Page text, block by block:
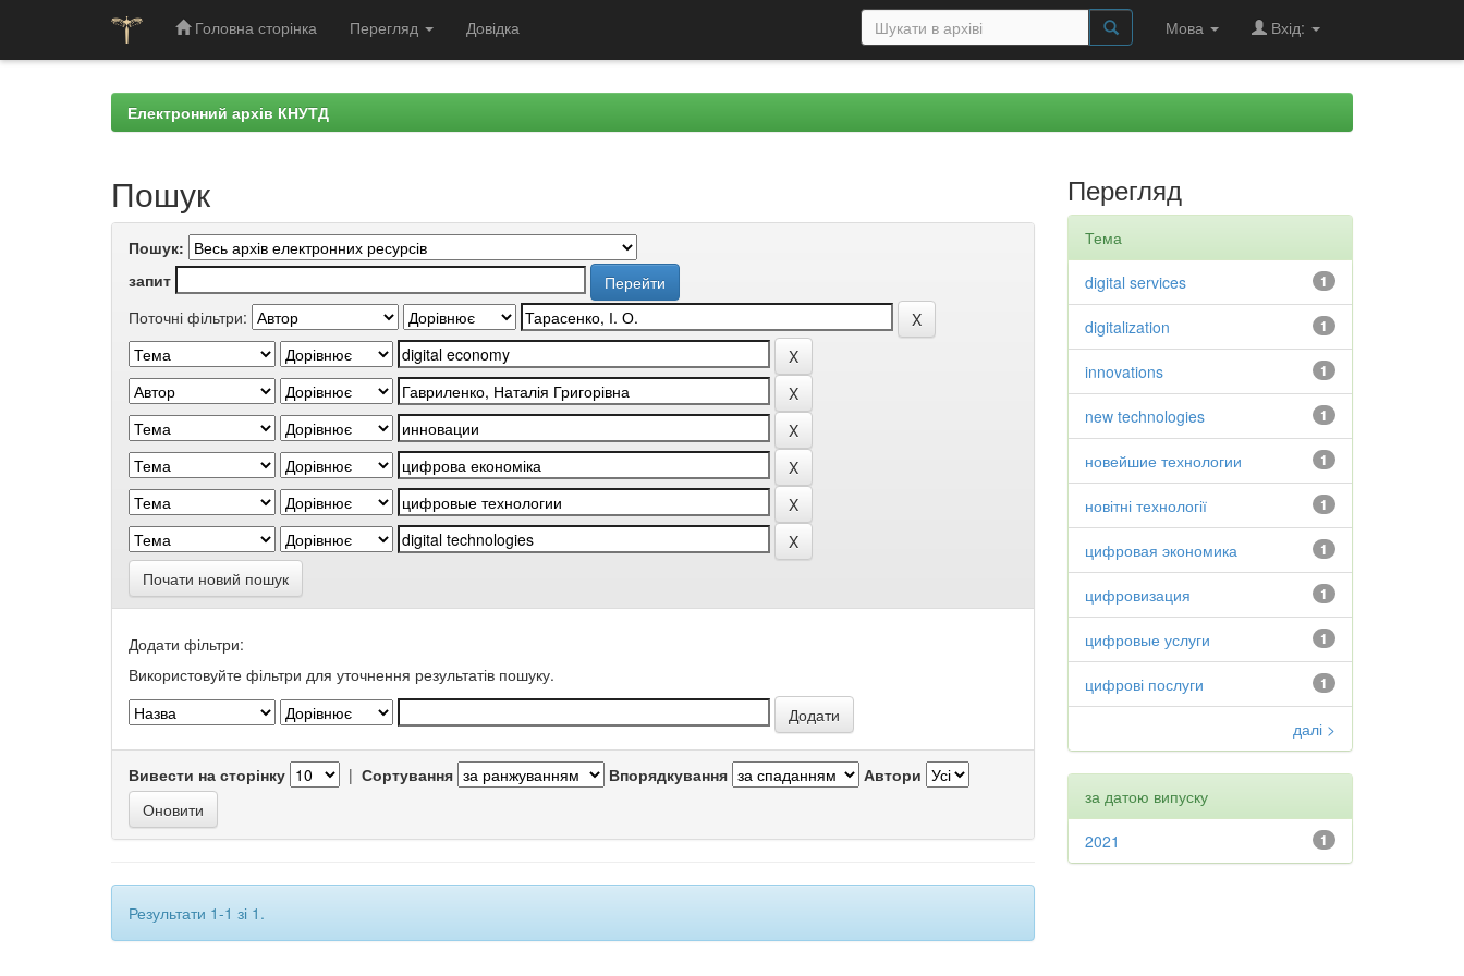
Головна сторінка Перегляд Довідка Мова Вхід:
Електронний архів КНУТД
Пошук
Пошук:
запит
Поточні фільтри:
Почати новий пошук
Додати фільтри:
Використовуйте фільтри для уточнення результатів пошуку.
Вивести на сторінку | Сортування Впорядкування Автори
Результати 1-1 зі 1.
Перегляд
Тема
1
digital services
1
digitalization
1
innovations
1
new technologies
1
новейшие технологии
1
новітні технології
1
цифровая экономика
1
цифровизация
1
цифровые услуги
1
цифрові послуги
далі >
за датою випуску
1
2021